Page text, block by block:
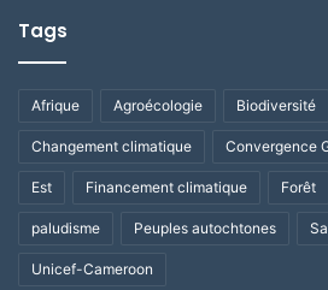
Tags
Afrique Agroécologie Biodiversité
Changement climatique Convergence
Est Financement climatique Forêt
paludisme Peuples autochtones
Unicef-Cameroon